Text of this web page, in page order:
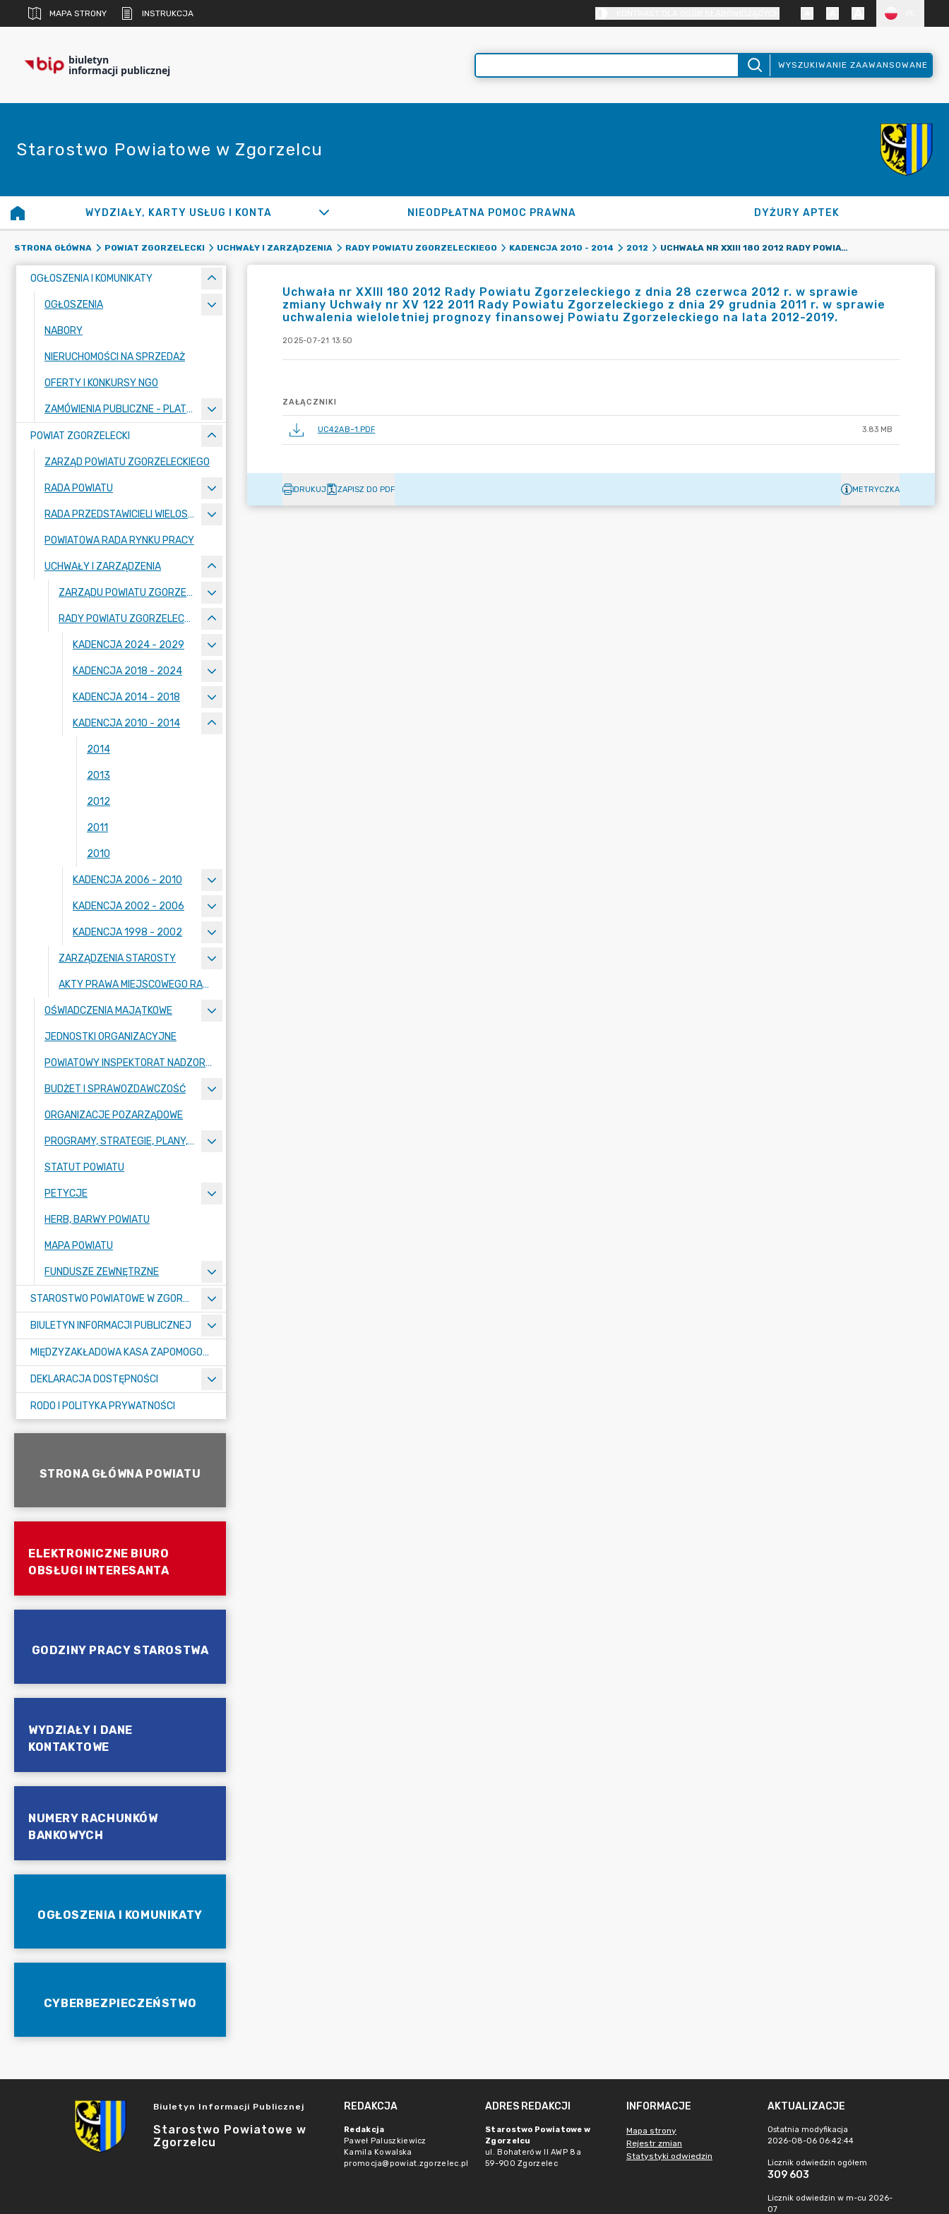
MAPA STRONY INSTRUKCJA
biuletyn
informacji publicznej WYSZUKIWANIE ZAAWANSOWANE
Starostwo Powiatowe w Zgorzelcu
WYDZIAŁY, KARTY USŁUG I KONTA NIEODPŁATNA POMOC PRAWNA DYŻURY APTEK
STRONA GŁÓWNA POWIAT ZGORZELECKI UCHWAŁY I ZARZĄDZENIA RADY POWIATU ZGORZELECKIEGO KADENCJA 2010 - 2014 2012 UCHWAŁA NR XXIII 180 2012 RADY POWIATU ZGORZELECKIEGO Z DNIA 28 CZERWCA 2012 R. W SPRAWIE ZMIANY UCHWAŁY NR XV 122 2011 RADY POWIATU ZGORZELECKIEGO Z DNIA 29 GRUDNIA 2011 R. W SPRAWIE UCHWALENIA WIELOLETNIEJ PROGNOZY FINANSOWEJ POWIATU ZGORZELECKIEGO NA LATA 2012-2019.
OGŁOSZENIA I KOMUNIKATY
OGŁOSZENIA
NABORY
NIERUCHOMOŚCI NA SPRZEDAŻ
OFERTY I KONKURSY NGO
ZAMÓWIENIA PUBLICZNE - PLATFORMA ZAKUPOWA
POWIAT ZGORZELECKI
ZARZĄD POWIATU ZGORZELECKIEGO
RADA POWIATU
RADA PRZEDSTAWICIELI WIELOSPECJALISTYCZNEGO ZESPOŁU OPIEKI ZDROWOTNEJ "BOLESŁAWIEC-ZGORZELEC" SAMODZIELNEGO PUBLICZNEGO ZAKŁADU OPIEKI ZDROWOTNEJ
POWIATOWA RADA RYNKU PRACY
UCHWAŁY I ZARZĄDZENIA
ZARZĄDU POWIATU ZGORZELECKIEGO
RADY POWIATU ZGORZELECKIEGO
KADENCJA 2024 - 2029
KADENCJA 2018 - 2024
KADENCJA 2014 - 2018
KADENCJA 2010 - 2014
2014
2013
2012
2011
2010
KADENCJA 2006 - 2010
KADENCJA 2002 - 2006
KADENCJA 1998 - 2002
ZARZĄDZENIA STAROSTY
AKTY PRAWA MIEJSCOWEGO RADY POWIATU ZGORZELECKIEGO
OŚWIADCZENIA MAJĄTKOWE
JEDNOSTKI ORGANIZACYJNE
POWIATOWY INSPEKTORAT NADZORU BUDOWLANEGO
BUDŻET I SPRAWOZDAWCZOŚĆ
ORGANIZACJE POZARZĄDOWE
PROGRAMY, STRATEGIE, PLANY, RAPORTY
STATUT POWIATU
PETYCJE
HERB, BARWY POWIATU
MAPA POWIATU
FUNDUSZE ZEWNĘTRZNE
STAROSTWO POWIATOWE W ZGORZELCU
BIULETYN INFORMACJI PUBLICZNEJ
MIĘDZYZAKŁADOWA KASA ZAPOMOGOWO-POŻYCZKOWA
DEKLARACJA DOSTĘPNOŚCI
RODO I POLITYKA PRYWATNOŚCI
STRONA GŁÓWNA POWIATU
ELEKTRONICZNE BIURO
OBSŁUGI INTERESANTA
GODZINY PRACY STAROSTWA
WYDZIAŁY I DANE
KONTAKTOWE
NUMERY RACHUNKÓW
BANKOWYCH
OGŁOSZENIA I KOMUNIKATY
CYBERBEZPIECZEŃSTWO
Uchwała nr XXIII 180 2012 Rady Powiatu Zgorzeleckiego z dnia 28 czerwca 2012 r. w sprawie
zmiany Uchwały nr XV 122 2011 Rady Powiatu Zgorzeleckiego z dnia 29 grudnia 2011 r. w sprawie
uchwalenia wieloletniej prognozy finansowej Powiatu Zgorzeleckiego na lata 2012-2019.
2025-07-21 13:50
ZAŁĄCZNIKI
UC42AB~1.PDF 3.83 MB
DRUKUJ ZAPISZ DO PDF METRYCZKA
Biuletyn Informacji Publicznej
Starostwo Powiatowe w
Zgorzelcu
REDAKCJA
Redakcja
Paweł Paluszkiewicz
Kamila Kowalska
promocja@powiat.zgorzelec.pl
ADRES REDAKCJI
Starostwo Powiatowe w
Zgorzelcu
ul. Bohaterów II AWP 8a
59-900 Zgorzelec
INFORMACJE
Mapa strony
Rejestr zmian
Statystyki odwiedzin
AKTUALIZACJE
Ostatnia modyfikacja
2026-08-06 06:42:44
Licznik odwiedzin ogółem
309 603
Licznik odwiedzin w m-cu 2026-
07